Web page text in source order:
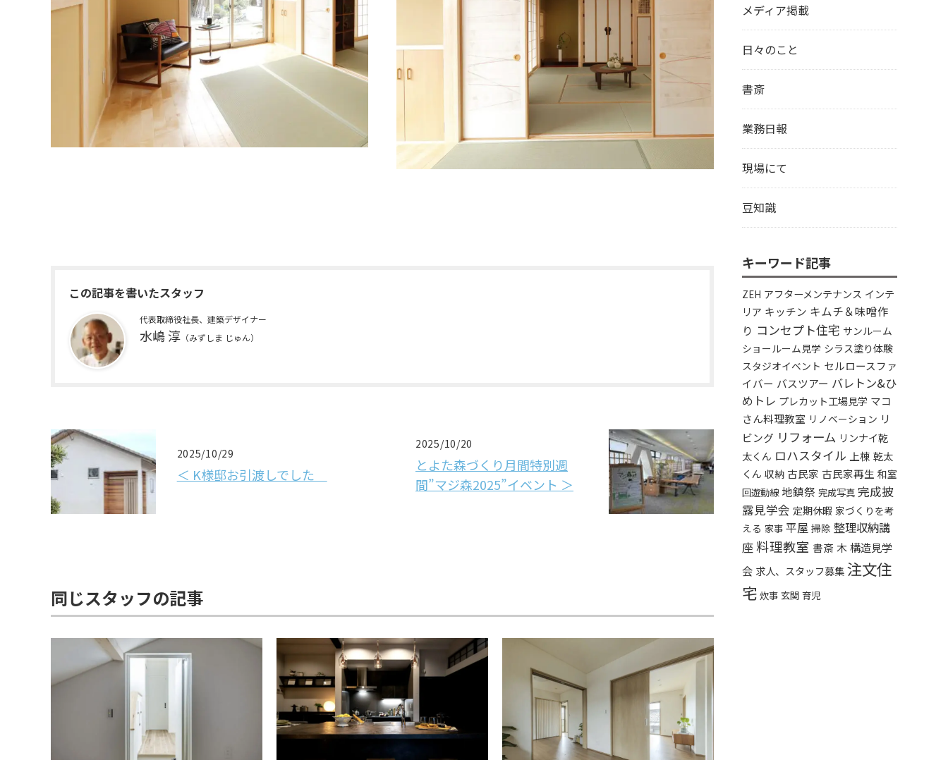
この記事を書いたスタッフ
代表取締役社長、建築デザイナー
水嶋 淳 （みずしま じゅん）
2025/10/29
＜ K様邸お引渡しでした
2025/10/20
とよた森づくり月間特別週
間”マジ森2025”イベント ＞
同じスタッフの記事
メディア掲載
日々のこと
書斎
業務日報
現場にて
豆知識
キーワード記事
ZEH アフターメンテナンス インテ
リア キッチン キムチ＆味噌作
り コンセプト住宅 サンルーム
ショールーム見学 シラス塗り体験
スタジオイベント セルロースファ
イバー バスツアー バレトン&ひ
めトレ プレカット工場見学 マコ
さん料理教室 リノベーション リ
ビング リフォーム リンナイ乾
太くん ロハスタイル 上棟 乾太
くん 収納 古民家 古民家再生 和室
回遊動線 地鎮祭 完成写真 完成披
露見学会 定期休暇 家づくりを考
える 家事 平屋 掃除 整理収納講
座料理教室 書斎 木構造見学
会 求人、スタッフ募集注文住
宅 炊事 玄関 育児